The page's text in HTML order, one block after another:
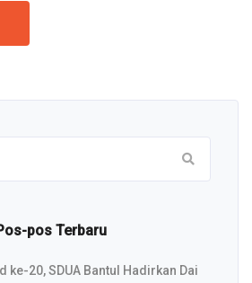
pos Terbaru
ke-20, SDUA Bantul Hadirkan Dai